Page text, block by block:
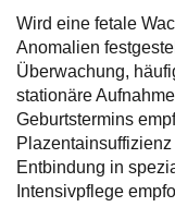
Wird eine fetale
Anomalien
Überwachung,
stationäre
Geburtstermins
Entbindung in
Intensivpflege